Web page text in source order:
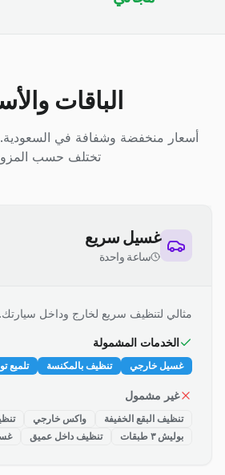
الباقات
أسعار منخفضة وشفافة في السعودية.
تختلف حسب
غسيل سريع
ساعة واحدة
مثالي لتنظيف سريع لخارج وداخل سيارتك.
الخدمات المشمولة
غسيل خارجي تنظيف بالمكنسة تلميع
غير مشمول
تنظيف البقع الخفيفة واكس خارجي
بوليش ٣ طبقات
تنظيف داخل عميق